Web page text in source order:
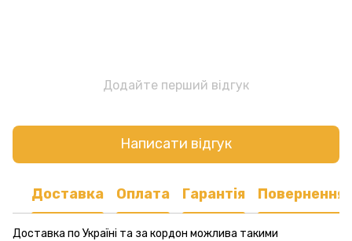
Додайте перший відгук
Написати відгук
Доставка Оплата Гарантія Повернення
Доставка по Україні та за кордон можлива такими